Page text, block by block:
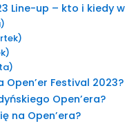
Line-up – kto i kiedy
Festival 2023?
Open’era?
na Open’era?